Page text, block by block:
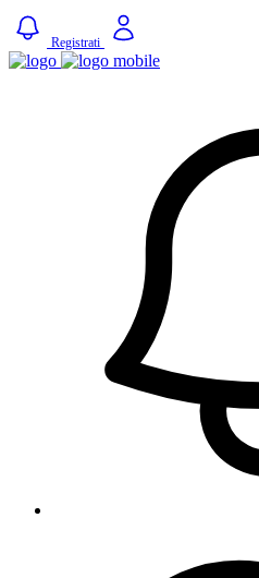
Registrati